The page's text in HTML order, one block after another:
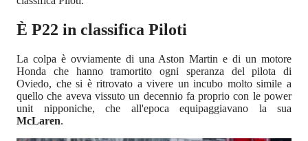
È P22 in classifica Piloti
La colpa è ovviamente di una Aston Martin e di un motore
Honda che hanno tramortito ogni speranza del pilota di
Oviedo, che si è ritrovato a vivere un incubo molto simile a
quello che aveva vissuto un decennio fa proprio con le power
unit nipponiche, che all'epoca equipaggiavano la sua
McLaren.